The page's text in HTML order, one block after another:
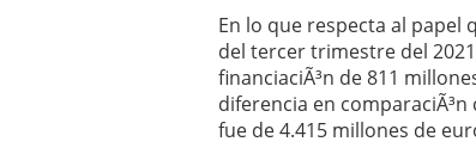
En lo que respecta al papel
del tercer trimestre del
financiaciÃ³n de 811
diferencia en
fue de 4.415 millones de